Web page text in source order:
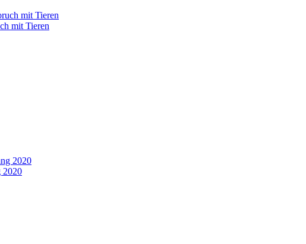
mit Tieren
2020